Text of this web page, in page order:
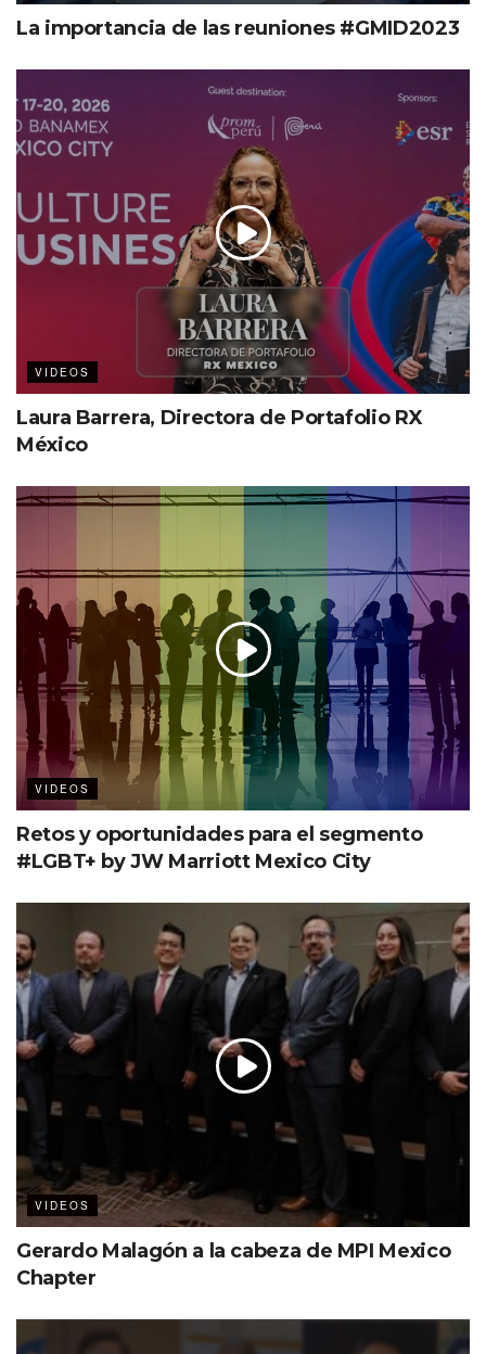
La importancia de las reuniones #GMID2023
VIDEOS
Laura Barrera, Directora de Portafolio RX
México
VIDEOS
Retos y oportunidades para el segmento
#LGBT+ by JW Marriott Mexico City
VIDEOS
Gerardo Malagón a la cabeza de MPI Mexico
Chapter